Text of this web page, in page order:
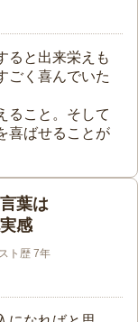
ると出来栄えも
ごく喜んでいた
ること。そして
喜ばせることが
葉は
感
ト歴 7年